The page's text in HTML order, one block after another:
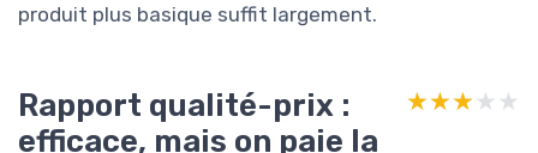
produit plus basique suffit largement.
Rapport qualité-prix :
efficace, mais on paie la
★★★★★
★★★★★